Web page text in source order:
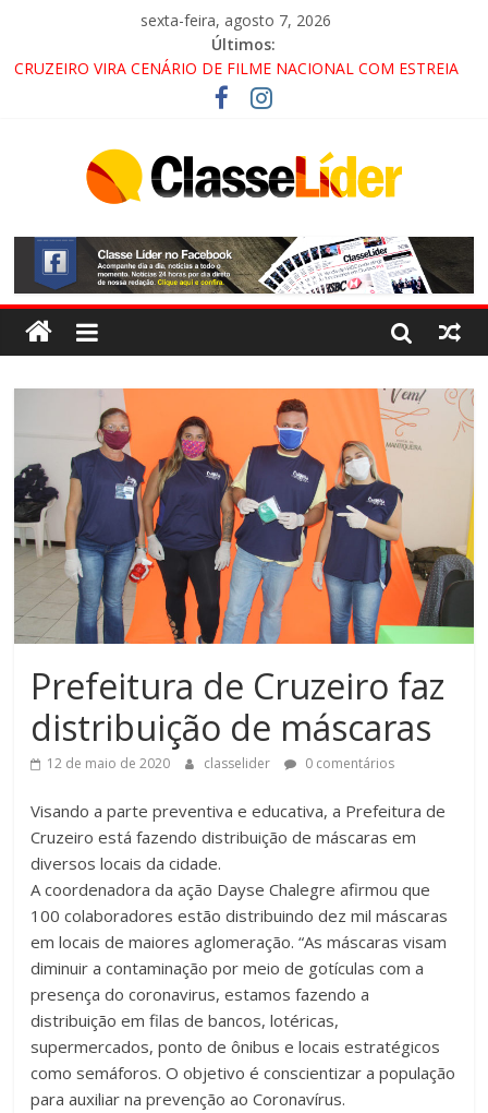
sexta-feira, agosto 7, 2026
Últimos:
CRUZEIRO VIRA CENÁRIO DE FILME NACIONAL COM ESTREIA
PROMOTOR DO GAECO
ACESSO À APARECIDA NA DUTRA SERÁ BLOQUEADO NO FIM
ALTERNATIVAS
LORENA, PINDAMONHANGABA E QUELUZ NA RETA FINAL
PELA FÁBRICA DA COCA-COLA!
Prefeitura de Cruzeiro faz
distribuição de máscaras
12 de maio de 2020 classelider 0 comentários
Visando a parte preventiva e educativa, a Prefeitura de
Cruzeiro está fazendo distribuição de máscaras em
diversos locais da cidade.
A coordenadora da ação Dayse Chalegre afirmou que
100 colaboradores estão distribuindo dez mil máscaras
em locais de maiores aglomeração. “As máscaras visam
diminuir a contaminação por meio de gotículas com a
presença do coronavirus, estamos fazendo a
distribuição em filas de bancos, lotéricas,
supermercados, ponto de ônibus e locais estratégicos
como semáforos. O objetivo é conscientizar a população
para auxiliar na prevenção ao Coronavírus.